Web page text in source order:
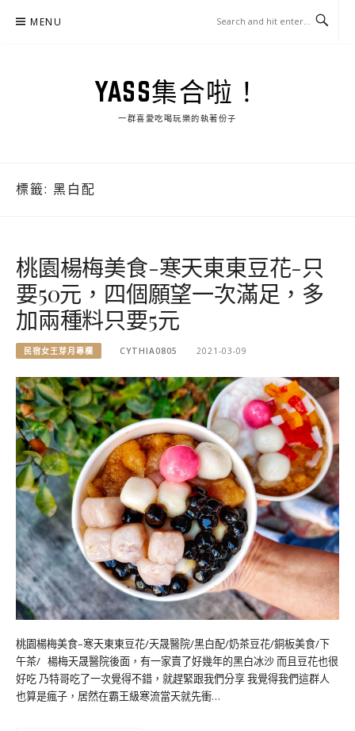
MENU
YASS集合啦！
一群喜愛吃喝玩樂的執著份子
標籤: 黑白配
桃園楊梅美食-寒天東東豆花-只
要50元，四個願望一次滿足，多
加兩種料只要5元
民宿女王芽月專欄 CYTHIA0805 2021-03-09
桃園楊梅美食–寒天東東豆花/天晟醫院/黑白配/奶茶豆花/銅板美食/下
午茶/ 楊梅天晟醫院後面，有一家賣了好幾年的黑白冰沙 而且豆花也很
好吃 乃特哥吃了一次覺得不錯，就趕緊跟我們分享 我覺得我們這群人
也算是瘋子，居然在霸王級寒流當天就先衝…